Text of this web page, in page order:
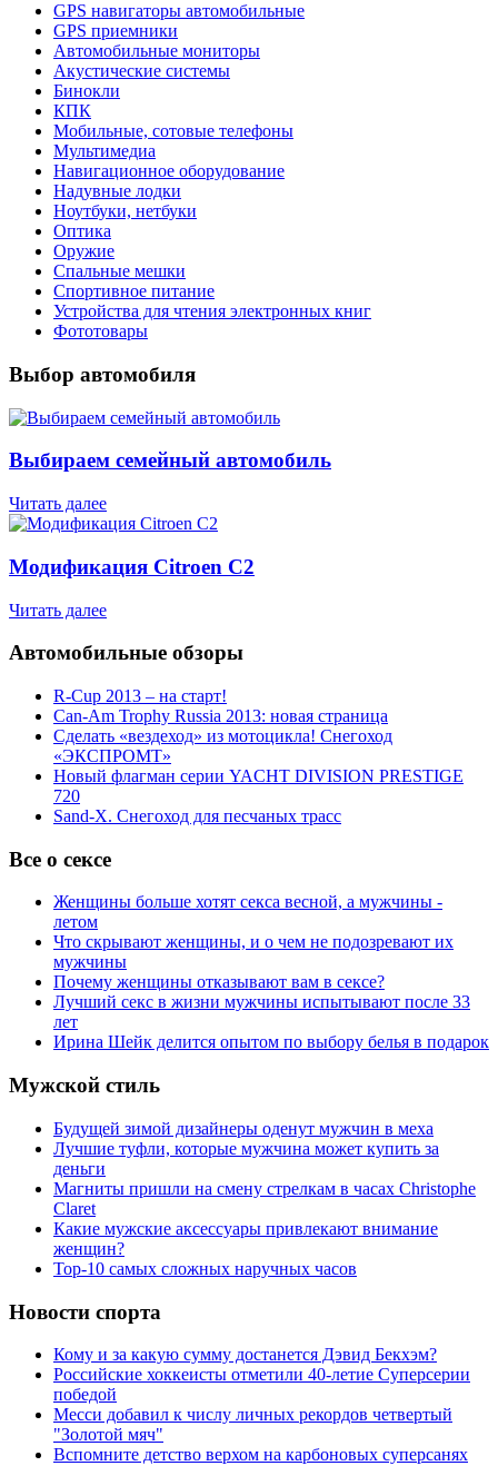
GPS навигаторы автомобильные
GPS приемники
Автомобильные мониторы
Акустические системы
Бинокли
КПК
Мобильные, сотовые телефоны
Мультимедиа
Навигационное оборудование
Надувные лодки
Ноутбуки, нетбуки
Оптика
Оружие
Спальные мешки
Спортивное питание
Устройства для чтения электронных книг
Фототовары
Выбор автомобиля
Выбираем семейный автомобиль
Читать далее
Модификация Citroen С2
Читать далее
Автомобильные обзоры
R-Cup 2013 – на старт!
Can-Am Trophy Russia 2013: новая страница
Сделать «вездеход» из мотоцикла! Снегоход
«ЭКСПРОМТ»
Новый флагман серии YACHT DIVISION PRESTIGE
720
Sand-X. Снегоход для песчаных трасс
Все о сексе
Женщины больше хотят секса весной, а мужчины -
летом
Что скрывают женщины, и о чем не подозревают их
мужчины
Почему женщины отказывают вам в сексе?
Лучший секс в жизни мужчины испытывают после 33
лет
Ирина Шейк делится опытом по выбору белья в подарок
Мужской стиль
Будущей зимой дизайнеры оденут мужчин в меха
Лучшие туфли, которые мужчина может купить за
деньги
Магниты пришли на смену стрелкам в часах Christophe
Claret
Какие мужские аксессуары привлекают внимание
женщин?
Top-10 самых сложных наручных часов
Новости спорта
Кому и за какую сумму достанется Дэвид Бекхэм?
Российские хоккеисты отметили 40-летие Суперсерии
победой
Месси добавил к числу личных рекордов четвертый
"Золотой мяч"
Вспомните детство верхом на карбоновых суперсанях